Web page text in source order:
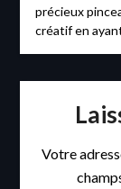
précieux
créatif en
Votre